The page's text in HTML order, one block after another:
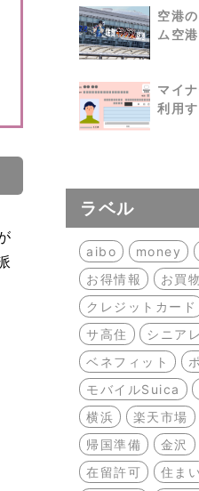
空港
ム空港
マイ
利用
ラベル
aibo money
お得情報
お買物
クレジットカード
サ高住
シニア
ベネフィット
モバイルSuica
横浜
楽天市場
帰国準備
金沢
在留許可
住まい